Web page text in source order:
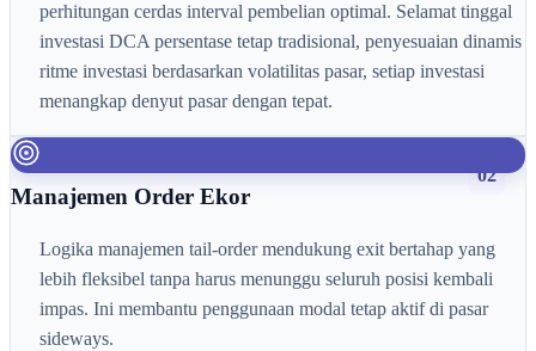
perhitungan cerdas interval pembelian optimal. Selamat tinggal
investasi DCA persentase tetap tradisional, penyesuaian dinamis
ritme investasi berdasarkan volatilitas pasar, setiap investasi
menangkap denyut pasar dengan tepat.
02
Manajemen Order Ekor
Logika manajemen tail-order mendukung exit bertahap yang
lebih fleksibel tanpa harus menunggu seluruh posisi kembali
impas. Ini membantu penggunaan modal tetap aktif di pasar
sideways.